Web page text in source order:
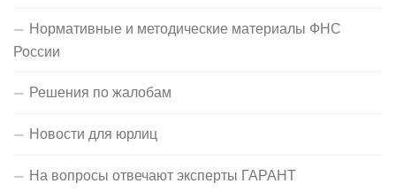
Нормативные и методические материалы ФНС
России
Решения по жалобам
Новости для юрлиц
На вопросы отвечают эксперты ГАРАНТ